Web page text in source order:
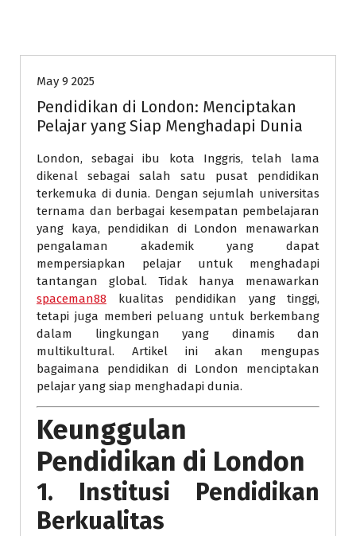
May 9 2025
Pendidikan di London: Menciptakan
Pelajar yang Siap Menghadapi Dunia
London, sebagai ibu kota Inggris, telah lama
dikenal sebagai salah satu pusat pendidikan
terkemuka di dunia. Dengan sejumlah universitas
ternama dan berbagai kesempatan pembelajaran
yang kaya, pendidikan di London menawarkan
pengalaman akademik yang dapat
mempersiapkan pelajar untuk menghadapi
tantangan global. Tidak hanya menawarkan
spaceman88 kualitas pendidikan yang tinggi,
tetapi juga memberi peluang untuk berkembang
dalam lingkungan yang dinamis dan
multikultural. Artikel ini akan mengupas
bagaimana pendidikan di London menciptakan
pelajar yang siap menghadapi dunia.
Keunggulan
Pendidikan di London
1. Institusi Pendidikan
Berkualitas